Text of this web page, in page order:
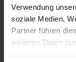
Verwendung
soziale Medien,
Partner führen
weiteren Daten
Die aktuelle
können Sie